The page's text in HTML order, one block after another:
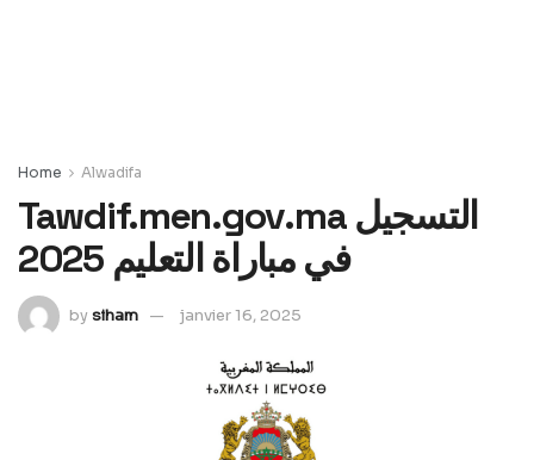
Home Alwadifa
Tawdif.men.gov.ma التسجيل
في مباراة التعليم 2025
bysiham janvier 16, 2025